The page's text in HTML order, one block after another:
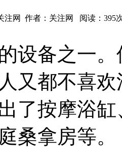
注网 作者：关注网 阅读： 395
设备之一
又都不喜
了按摩浴
桑拿房等。